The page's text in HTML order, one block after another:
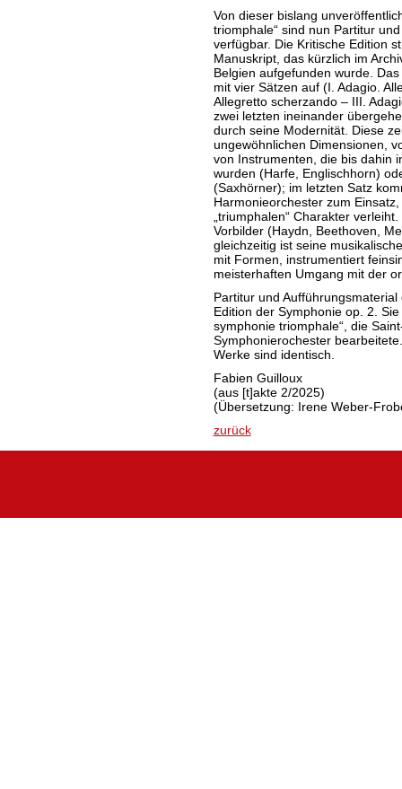
Von dieser bislang
triomphale“ sind nun Partitur
verfügbar. Die Kritische Edition
Manuskript, das kürzlich im
Belgien aufgefunden wurde.
mit vier Sätzen auf (I. Adagio.
Allegretto scherzando – III.
zwei letzten ineinander
durch seine Modernität. Diese
ungewöhnlichen Dimensionen,
von Instrumenten, die bis dahin
wurden (Harfe, Englischhorn)
(Saxhörner); im letzten Satz
Harmonieorchester zum
„triumphalen“ Charakter
Vorbilder (Haydn, Beethoven,
gleichzeitig ist seine
mit Formen, instrumentiert
meisterhaften Umgang mit der
Partitur und
Edition der Symphonie op. 2.
symphonie triomphale“, die
Symphonierochester
Werke sind identisch.
Fabien Guilloux
(aus [t]akte 2/2025)
(Übersetzung: Irene Weber-
zurück